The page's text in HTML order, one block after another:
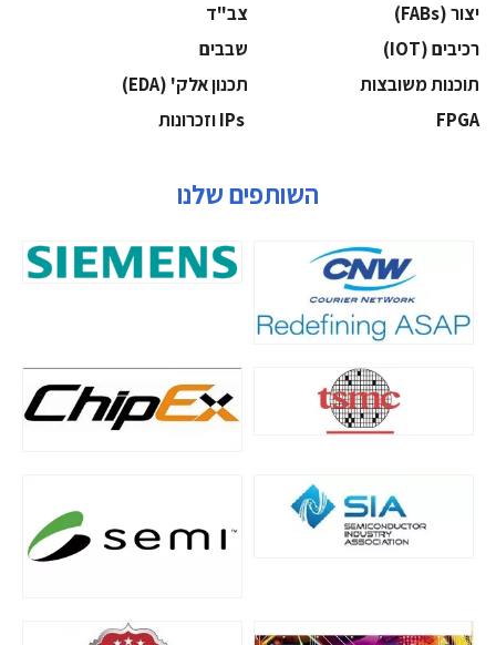
‫יצור (‪(FABs‬‬
‫צב"ד‬
‫רכיבים‬ (IOT)
‫שבבים‬
‫תוכנות משובצות‬
‫תכנון אלק' (‪(EDA‬‬
‫‪FPGA‬‬
השותפים שלנו